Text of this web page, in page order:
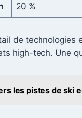
20 %
de technologies
high-tech. Une
les pistes de ski